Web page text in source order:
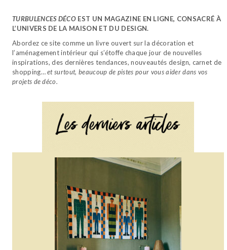
TURBULENCES DÉCO EST UN MAGAZINE EN LIGNE, CONSACRÉ À
L’UNIVERS DE LA MAISON ET DU DESIGN.
Abordez ce site comme un livre ouvert sur la décoration et
l’aménagement intérieur qui s’étoffe chaque jour de nouvelles
inspirations, des dernières tendances, nouveautés design, carnet de
shopping…et surtout, beaucoup de pistes pour vous aider dans vos
projets de déco.